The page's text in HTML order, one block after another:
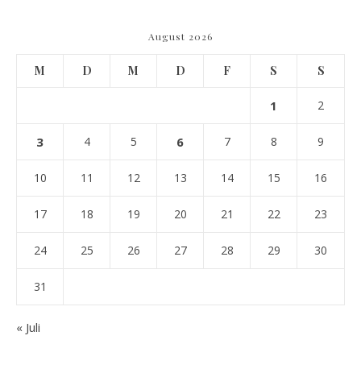
August 2026
M D M D F S S
1 2
3 4 5 6 7 8 9
10 11 12 13 14 15 16
17 18 19 20 21 22 23
24 25 26 27 28 29 30
31
« Juli